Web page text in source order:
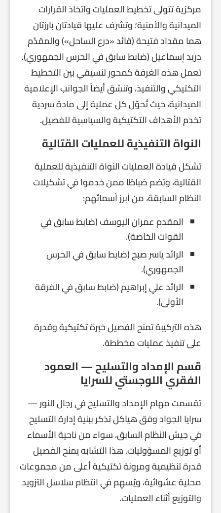
مركزية تتولى تخطيط العمليات واتخاذ القرارات
الميدانية والأمنية؛ وتشرف عليها قيادتان بارزتان
هما مقداد فتيحة (قائد «درع الساحل») والمقدّم
دريد إسماعيل (ضابط سابق في الحرس الجمهوري).
تعمل هذه الغرفة كمحور تنسيقي بين التخطيط
التكتيكي والتنفيذ، وتنسّق أيضاً الجوانب الإعلامية
الميدانية، حيث تُحوّل كل عملية إلى مادة سردية
تخدم الأهداف التكتيكية والسياسية للفصيل.
النواة التنفيذية للعمليات القتالية
تشكل قيادة العمليات النواة التنفيذية للعملية
القتالية، وتضم ضباطًا ممن خدموا في تشكيلات
النظام السابقة، من أبرز أسمائهم:
المقدم عمران اليوسف (ضابط سابق في
القوات الخاصة).
الرائد ياسر صبح (ضابط سابق في الحرس
الجمهوري).
الرائد علي إبراهيم (ضابط سابق في الفرقة
الأولى).
هذه التركيبة تمنح الفصيل خبرة تكتيكية وقدرة
على تنفيذ عمليات مخططة.
قسم الإمداد والتسليح — العمود
الفقري اللوجستي للسرايا
تقسمت مهام الإمداد والتسليح في رجال النور —
سرايا الجواد وفق هياكل تذكر ببنية إدارة التسليح
في جيش النظام السابق، سواء من ناحية الأسماء
أو توزيع المسؤوليات. هذا التشابه يمنح الفصيل
قدرة تنظيمية ومرونة تكتيكية أعلى من مجموعات
محلية عشوائية، ويُسهِم في انتظام سلاسل التزويد
والتوزيع أثناء العمليات.